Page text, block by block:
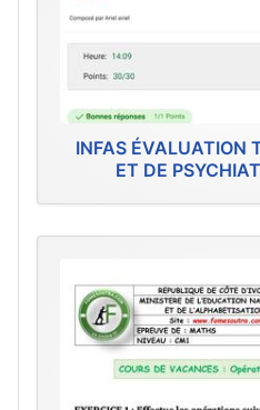
INFAS ÉVALUATION
ET DE